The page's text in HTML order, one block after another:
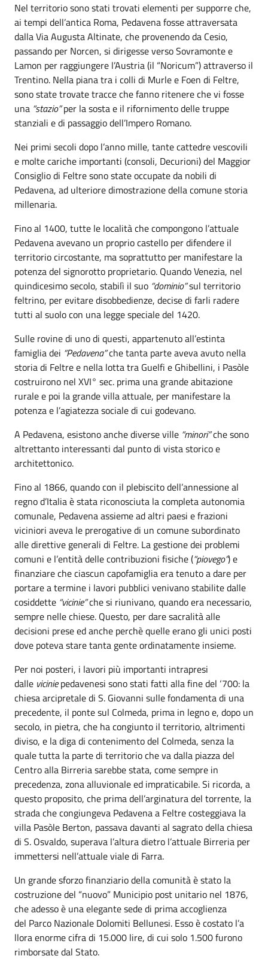
Nel territorio sono stati trovati elementi per supporre che,
ai tempi dell’antica Roma, Pedavena fosse attraversata
dalla Via Augusta Altinate, che provenendo da Cesio,
passando per Norcen, si dirigesse verso Sovramonte e
Lamon per raggiungere l’Austria (il “Noricum”) attraverso il
Trentino. Nella piana tra i colli di Murle e Foen di Feltre,
sono state trovate tracce che fanno ritenere che vi fosse
una “stazio”per la sosta e il rifornimento delle truppe
stanziali e di passaggio dell’Impero Romano.
Nei primi secoli dopo l’anno mille, tante cattedre vescovili
e molte cariche importanti (consoli, Decurioni) del Maggior
Consiglio di Feltre sono state occupate da nobili di
Pedavena, ad ulteriore dimostrazione della comune storia
millenaria.
Fino al 1400, tutte le località che compongono l’attuale
Pedavena avevano un proprio castello per difendere il
territorio circostante, ma soprattutto per manifestare la
potenza del signorotto proprietario. Quando Venezia, nel
quindicesimo secolo, stabilì il suo “dominio”sul territorio
feltrino, per evitare disobbedienze, decise di farli radere
tutti al suolo con una legge speciale del 1420.
Sulle rovine di uno di questi, appartenuto all’estinta
famiglia dei “Pedavena”che tanta parte aveva avuto nella
storia di Feltre e nella lotta tra Guelfi e Ghibellini, i Pasòle
costruirono nel XVI° sec. prima una grande abitazione
rurale e poi la grande villa attuale, per manifestare la
potenza e l’agiatezza sociale di cui godevano.
A Pedavena, esistono anche diverse ville “minori”che sono
altrettanto interessanti dal punto di vista storico e
architettonico.
Fino al 1866, quando con il plebiscito dell’annessione al
regno d’Italia è stata riconosciuta la completa autonomia
comunale, Pedavena assieme ad altri paesi e frazioni
viciniori aveva le prerogative di un comune subordinato
alle direttive generali di Feltre. La gestione dei problemi
comuni e l’entità delle contribuzioni fisiche (“piovego”) e
finanziare che ciascun capofamiglia era tenuto a dare per
portare a termine i lavori pubblici venivano stabilite dalle
cosiddette “vicinie”che si riunivano, quando era necessario,
sempre nelle chiese. Questo, per dare sacralità alle
decisioni prese ed anche perchè quelle erano gli unici posti
dove poteva stare tanta gente ordinatamente insieme.
Per noi posteri, i lavori più importanti intrapresi
dalle viciniepedavenesi sono stati fatti alla fine del ‘700: la
chiesa arcipretale di S. Giovanni sulle fondamenta di una
precedente, il ponte sul Colmeda, prima in legno e, dopo un
secolo, in pietra, che ha congiunto il territorio, altrimenti
diviso, e la diga di contenimento del Colmeda, senza la
quale tutta la parte di territorio che va dalla piazza del
Centro alla Birreria sarebbe stata, come sempre in
precedenza, zona alluvionale ed impraticabile. Si ricorda, a
questo proposito, che prima dell’arginatura del torrente, la
strada che congiungeva Pedavena a Feltre costeggiava la
villa Pasòle Berton, passava davanti al sagrato della chiesa
di S. Osvaldo, superava l’altura dietro l’attuale Birreria per
immettersi nell’attuale viale di Farra.
Un grande sforzo finanziario della comunità è stato la
costruzione del “nuovo” Municipio post unitario nel 1876,
che adesso è una elegante sede di prima accoglienza
del Parco Nazionale Dolomiti Bellunesi. Esso è costato l’a
llora enorme cifra di 15.000 lire, di cui solo 1.500 furono
rimborsate dal Stato.